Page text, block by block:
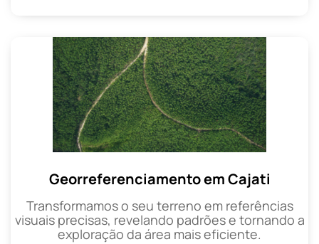
Georreferenciamento em Cajati
Transformamos o seu terreno em referências
visuais precisas, revelando padrões e tornando a
exploração da área mais eficiente.